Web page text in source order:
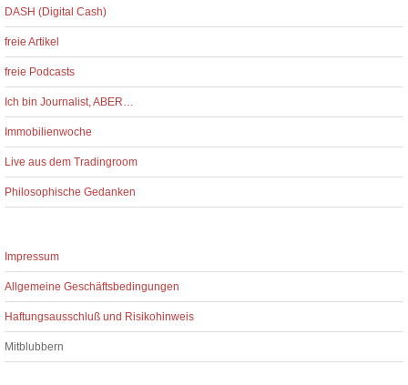
DASH (Digital Cash)
freie Artikel
freie Podcasts
Ich bin Journalist, ABER…
Immobilienwoche
Live aus dem Tradingroom
Philosophische Gedanken
Impressum
Allgemeine Geschäftsbedingungen
Haftungsausschluß und Risikohinweis
Mitblubbern